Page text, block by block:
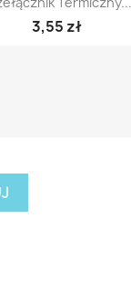
3,55 zł